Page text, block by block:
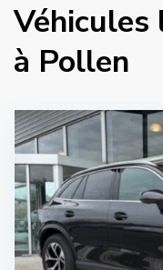
à Pollen